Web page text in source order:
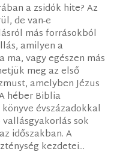
a zsidók hite? Az
de van-e
más forrásokból
amilyen a
ma, vagy egészen más
meg az első
amelyben Jézus
héber Biblia
évszázadokkal
sok
időszakban. A
kezdetei...